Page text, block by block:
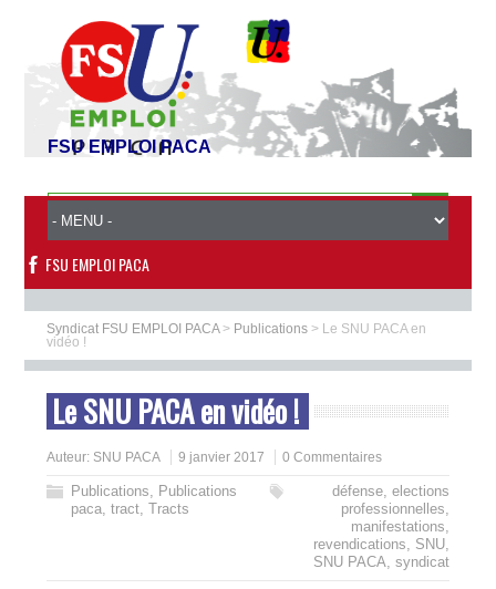
FSU EMPLOI PACA
FSU EMPLOI PACA
Syndicat FSU EMPLOI PACA> Publications > Le SNU PACA en
vidéo !
Le SNU PACA en vidéo !
Auteur: SNU PACA 9 janvier 2017 0 Commentaires
Publications, Publications
paca,tract,Tracts
défense, elections
professionnelles,
manifestations,
revendications, SNU,
SNU PACA, syndicat